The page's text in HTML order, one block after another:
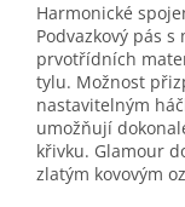
Harmonické
Podvazkový pás
prvotřídních
tylu. Možnost
nastavitelným
umožňují
křivku. Glamour
zlatým kovovým